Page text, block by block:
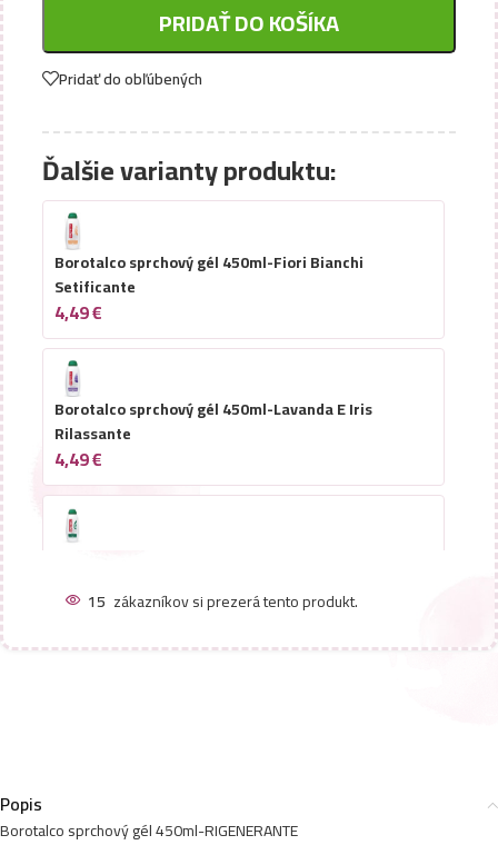
PRIDAŤ DO KOŠÍKA
Pridať do obľúbených
Ďalšie varianty produktu:
Borotalco sprchový gél 450ml-Fiori Bianchi
Setificante
4,49€
Borotalco sprchový gél 450ml-Lavanda E Iris
Rilassante
4,49€
Borotalco sprchový gél 450ml-Rinfrescante Muschio
15 zákazníkov si prezerá tento produkt.
Popis
Borotalco sprchový gél 450ml-RIGENERANTE